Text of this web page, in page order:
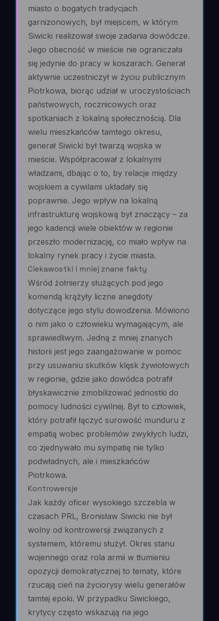
miasto o bogatych tradycjach
garnizonowych, był miejscem, w którym
Siwicki realizował swoje zadania dowódcze.
Jego obecność w mieście nie ograniczała
się jedynie do pracy w koszarach. Generał
aktywnie uczestniczył w życiu publicznym
Piotrkowa, biorąc udział w uroczystościach
państwowych, rocznicowych oraz
spotkaniach z lokalną społecznością. Dla
wielu mieszkańców tamtego okresu,
generał Siwicki był twarzą wojska w
mieście. Współpracował z lokalnymi
władzami, dbając o to, by relacje między
wojskiem a cywilami układały się
poprawnie. Jego wpływ na lokalną
infrastrukturę wojskową był znaczący – za
jego kadencji wiele obiektów w regionie
przeszło modernizację, co miało wpływ na
lokalny rynek pracy i życie miasta.
Ciekawostki i mniej znane fakty
Wśród żołnierzy służących pod jego
komendą krążyły liczne anegdoty
dotyczące jego stylu dowodzenia. Mówiono
o nim jako o człowieku wymagającym, ale
sprawiedliwym. Jedną z mniej znanych
historii jest jego zaangażowanie w pomoc
przy usuwaniu skutków klęsk żywiołowych
w regionie, gdzie jako dowódca potrafił
błyskawicznie zmobilizować jednostki do
pomocy ludności cywilnej. Był to człowiek,
który potrafił łączyć surowość munduru z
empatią wobec problemów zwykłych ludzi,
co zjednywało mu sympatię nie tylko
podwładnych, ale i mieszkańców
Piotrkowa.
Kontrowersje
Jak każdy oficer wysokiego szczebla w
czasach PRL, Bronisław Siwicki nie był
wolny od kontrowersji związanych z
systemem, któremu służył. Okres stanu
wojennego oraz rola armii w tłumieniu
opozycji demokratycznej to tematy, które
rzucają cień na życiorysy wielu generałów
tamtej epoki. W przypadku Siwickiego,
krytycy często wskazują na jego